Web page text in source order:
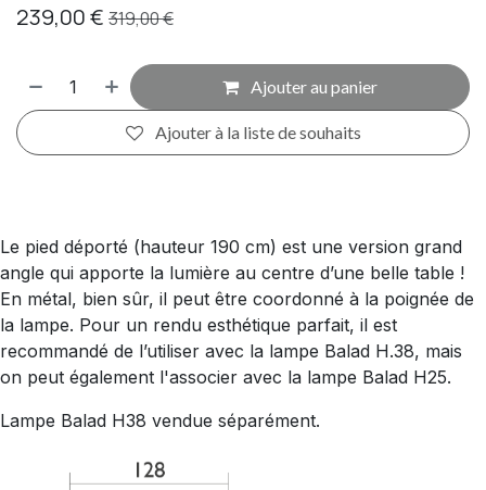
239,00€ 319,00€
Ajouter au panier
Ajouter à la liste de souhaits
Le pied déporté (hauteur 190 cm) est une version grand
angle qui apporte la lumière au centre d’une belle table !
En métal, bien sûr, il peut être coordonné à la poignée de
la lampe. Pour un rendu esthétique parfait, il est
recommandé de l’utiliser avec la lampe Balad H.38, mais
on peut également l'associer avec la lampe Balad H25.
Lampe Balad H38 vendue séparément.